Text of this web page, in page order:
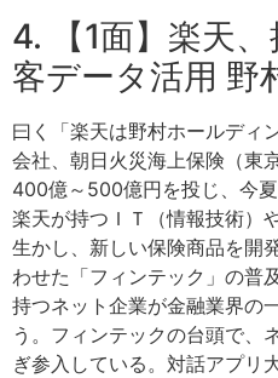
4. 【1面】楽天
客データ活用 野
曰く「楽天は野村ホールディ
会社、朝日火災海上保険（東
400億～500億円を投じ、今
楽天が持つＩＴ（情報技術）
生かし、新しい保険商品を開
わせた「フィンテック」の普
持つネット企業が金融業界の
う。フィンテックの台頭で、
ぎ参入している。対話アプリ